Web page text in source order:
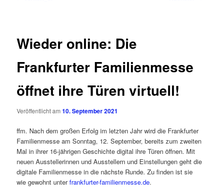
Wieder online: Die
Frankfurter Familienmesse
öffnet ihre Türen virtuell!
Veröffentlicht am10. September 2021
ffm. Nach dem großen Erfolg im letzten Jahr wird die Frankfurter
Familienmesse am Sonntag, 12. September, bereits zum zweiten
Mal in ihrer 16-jährigen Geschichte digital ihre Türen öffnen. Mit
neuen Ausstellerinnen und Ausstellern und Einstellungen geht die
digitale Familienmesse in die nächste Runde. Zu finden ist sie
wie gewohnt unterfrankfurter-familienmesse.de.